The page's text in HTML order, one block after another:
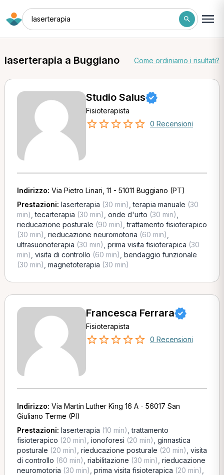
laserterapia
laserterapia a Buggiano Come ordiniamo i risultati?
Studio Salus
Fisioterapista
0 Recensioni
Indirizzo: Via Pietro Linari, 11 - 51011 Buggiano (PT)
Prestazioni: laserterapia (30 min) ,terapia manuale (30
min) ,tecarterapia (30 min) onde d'urto (30 min)
rieducazione posturale (90 min) ,trattamento fisioterapico
(30 min) rieducazione neuromotoria (60 min)
ultrasuonoterapia (30 min) prima visita fisioterapica (30
min) visita di controllo (60 min) bendaggio funzionale
(30 min) magnetoterapia (30 min)
Francesca Ferrara
Fisioterapista
0 Recensioni
Indirizzo: Via Martin Luther King 16 A - 56017 San
Giuliano Terme (PI)
Prestazioni: laserterapia (10 min) ,trattamento
fisioterapico (20 min) ionoforesi (20 min) ginnastica
posturale (20 min) rieducazione posturale (20 min) visita
di controllo (60 min) riabilitazione (30 min) rieducazione
neuromotoria (30 min) prima visita fisioterapica (20 min)